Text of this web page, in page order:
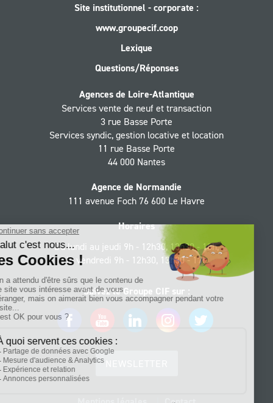
Site institutionnel - corporate :
www.groupecif.coop
Lexique
Questions/Réponses
Agences de Loire-Atlantique
Services vente de neuf et transaction
3 rue Basse Porte
Services syndic, gestion locative et location
11 rue Basse Porte
44 000 Nantes
Agence de Normandie
111 avenue Foch 76 600 Le Havre
Horaires
Du lundi au jeudi 9h - 12h30, 13h30 - 18h,
le vendredi 9h - 12h30, 13h30 - 17h
Suivez le Groupe CIF sur :
FacebookYouTube LinkedInInstagramTwitter